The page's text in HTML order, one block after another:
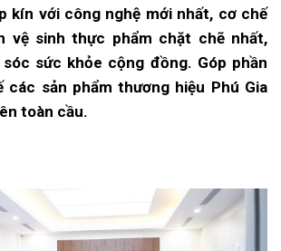
kín với công nghệ mới nhất, cơ chế
vệ sinh thực phẩm chặt chẽ nhất,
sức khỏe cộng đồng. Góp phần
các sản phẩm thương hiệu Phú Gia
toàn cầu.